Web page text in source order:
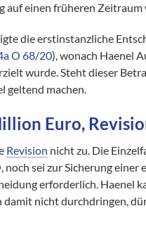
auf einen früheren Zeitraum
die erstinstanzliche
O 68/20), wonach Haenel
wurde. Steht dieser
geltend machen.
Euro,
Revision nicht zu. Die
, noch sei zur Sicherung
erforderlich. Haenel
damit nicht durchdringen,